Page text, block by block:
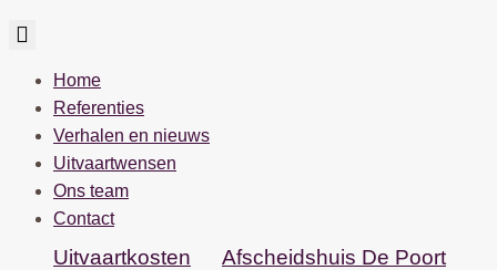
Home
Referenties
Verhalen en nieuws
Uitvaartwensen
Ons team
Contact
Uitvaartkosten
Afscheidshuis De Poort